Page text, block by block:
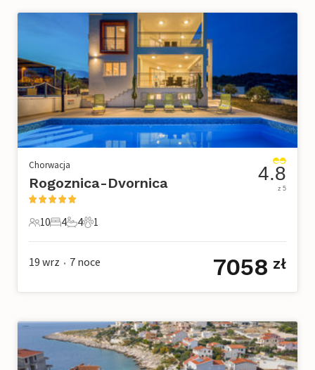
Chorwacja
Rogoznica-Dvornica
10 Goście
10
4 Sypialnie
4
4 Łazienki
4
1 Zwierzę domowe
1
4.8
z 5
19 wrz • 7 noce 7058 zł